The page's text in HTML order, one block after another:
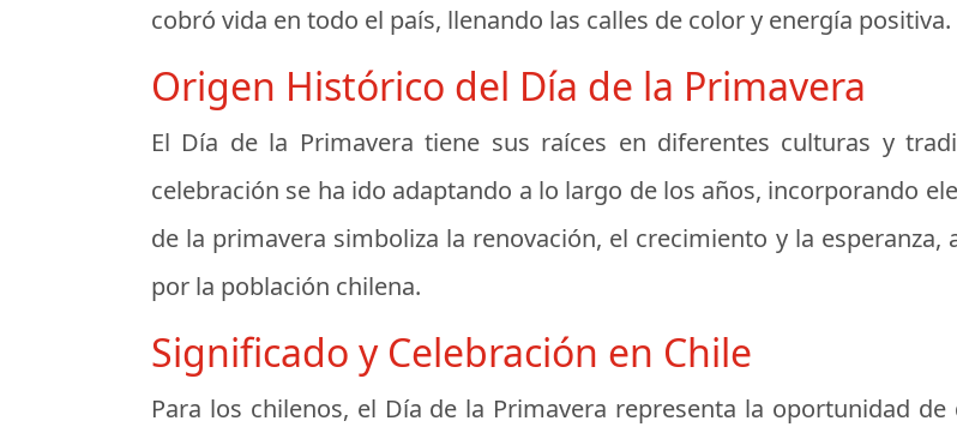
cobró vida en todo el país, llenando las calles de color y energía positiva.
Origen Histórico del Día de la Primavera
El Día de la Primavera tiene sus raíces en diferentes culturas y
celebración se ha ido adaptando a lo largo de los años, incorporando
de la primavera simboliza la renovación, el crecimiento y la
por la población chilena.
Significado y Celebración en Chile
Para los chilenos, el Día de la Primavera representa la oportunidad